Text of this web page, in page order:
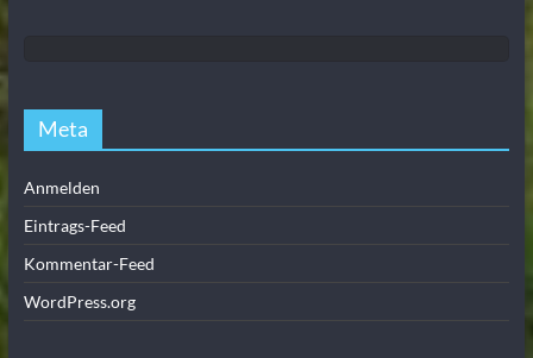
Meta
Anmelden
Eintrags-Feed
Kommentar-Feed
WordPress.org